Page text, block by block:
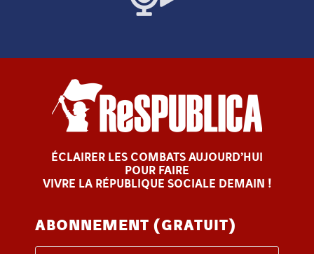
ÉCLAIRER LES COMBATS AUJOURD’HUI
POUR FAIRE
VIVRE LA RÉPUBLIQUE SOCIALE DEMAIN !
ABONNEMENT (GRATUIT)